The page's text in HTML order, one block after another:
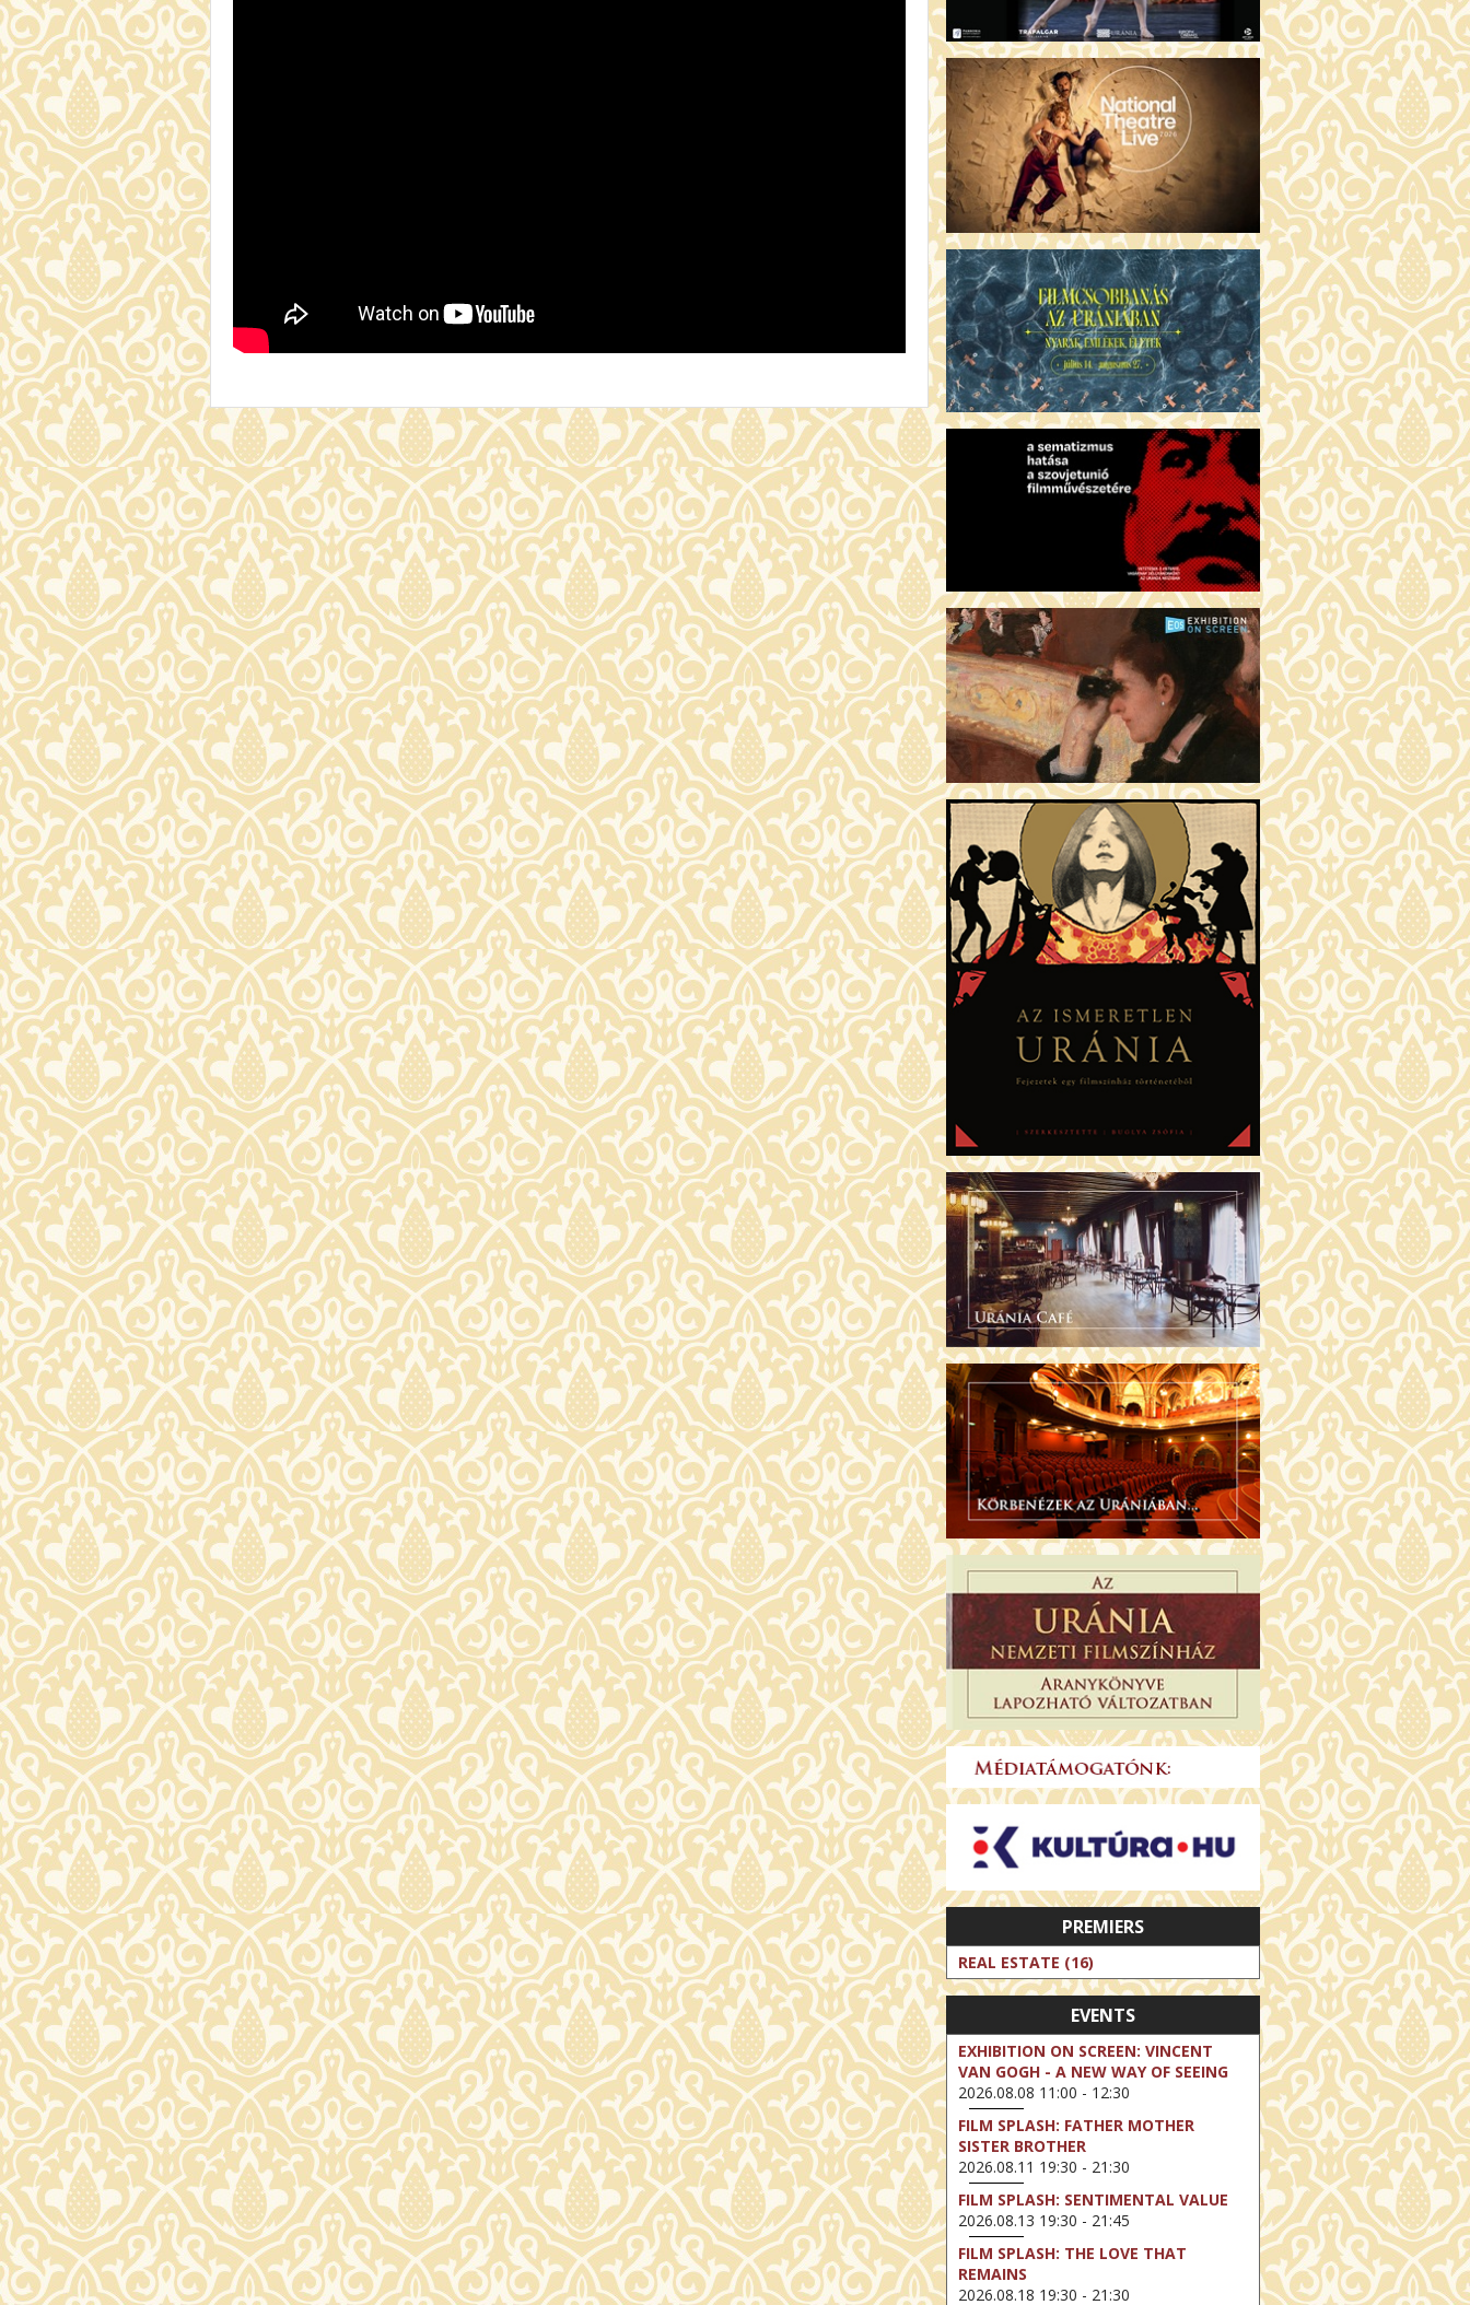
PREMIERS
REAL ESTATE (16)
EVENTS
EXHIBITION ON SCREEN: VINCENT
VAN GOGH - A NEW WAY OF SEEING
2026.08.08 11:00 - 12:30
FILM SPLASH: FATHER MOTHER
SISTER BROTHER
2026.08.11 19:30 - 21:30
FILM SPLASH: SENTIMENTAL VALUE
2026.08.13 19:30 - 21:45
FILM SPLASH: THE LOVE THAT
REMAINS
2026.08.18 19:30 - 21:30